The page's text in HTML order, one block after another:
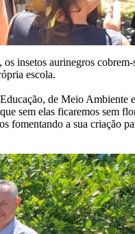
insetos aurinegros
escola.
de Meio Ambiente
sem elas ficaremos sem
fomentando a sua criação